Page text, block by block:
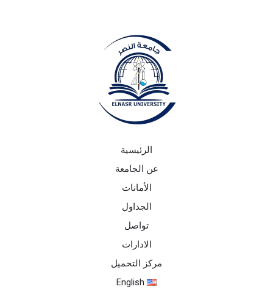
الرئيسية
عن الجامعة
الأمانات
الجداول
تواصل
الادارات
مركز التحميل
English